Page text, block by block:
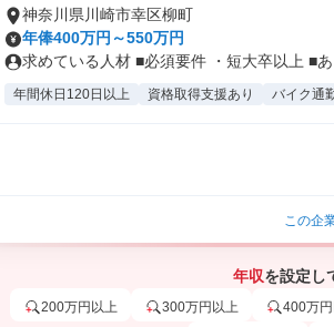
神奈川県川崎市幸区柳町
年俸400万円～550万円
求めている人材 ■必須要件 ・短大卒以上 ■あ
年間休日120日以上 資格取得支援あり バイク通
この企
年収を設定し
200万円以上 300万円以上 400万